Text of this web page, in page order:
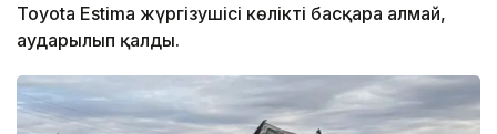
Toyota Estima жүргізушісі көлікті басқара алмай,
аударылып қалды.